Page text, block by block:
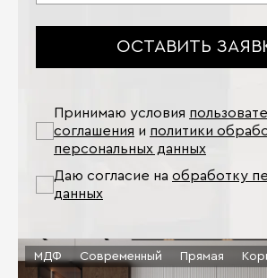
ОСТАВИТЬ
Принимаю условия
соглашения и политики
персональных данных
Даю согласие на обработку
данных
МДФ Современный Прямая